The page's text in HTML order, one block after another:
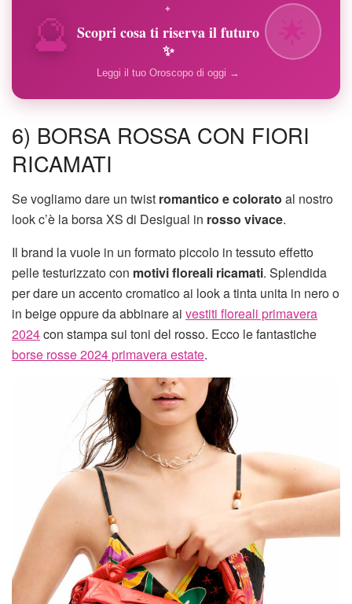
🔮 ✦
Scopri cosa ti riserva il futuro
✨
Leggi il tuo Oroscopo di oggi →
6) BORSA ROSSA CON FIORI
RICAMATI
Se vogliamo dare un twist romantico e colorato al nostro
look c’è la borsa XS di Desigual in rosso vivace.
Il brand la vuole in un formato piccolo in tessuto effetto
pelle testurizzato con motivi floreali ricamati. Splendida
per dare un accento cromatico ai look a tinta unita in nero o
in beige oppure da abbinare ai vestiti floreali primavera
2024con stampa sui toni del rosso. Ecco le fantastiche
borse rosse 2024 primavera estate.